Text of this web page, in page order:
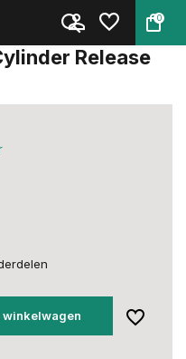
0
- Cylinder ...
Release
winkelwagen